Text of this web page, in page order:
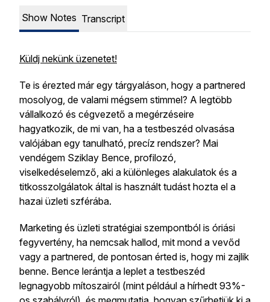
Show Notes Transcript
Küldj nekünk üzenetet!
Te is érezted már egy tárgyaláson, hogy a partnered
mosolyog, de valami mégsem stimmel? A legtöbb
vállalkozó és cégvezető a megérzéseire
hagyatkozik, de mi van, ha a testbeszéd olvasása
valójában egy tanulható, precíz rendszer? Mai
vendégem Sziklay Bence, profilozó,
viselkedéselemző, aki a különleges alakulatok és a
titkosszolgálatok által is használt tudást hozta el a
hazai üzleti szférába.
Marketing és üzleti stratégiai szempontból is óriási
fegyvertény, ha nemcsak hallod, mit mond a vevőd
vagy a partnered, de pontosan érted is, hogy mi zajlik
benne. Bence lerántja a leplet a testbeszéd
legnagyobb mítoszairól (mint például a hírhedt 93%-